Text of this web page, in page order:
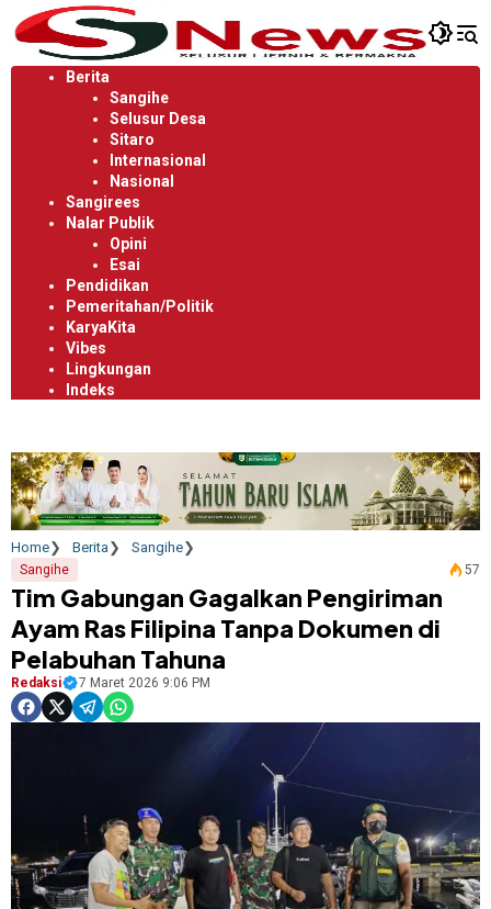
Langsung
ke
konten
Berita
Sangihe
Selusur Desa
Sitaro
Internasional
Nasional
Sangirees
Nalar Publik
Opini
Esai
Pendidikan
Pemeritahan/Politik
KaryaKita
Vibes
Lingkungan
Indeks
Home Berita Sangihe
Sangihe 57
Tim Gabungan Gagalkan Pengiriman
Ayam Ras Filipina Tanpa Dokumen di
Pelabuhan Tahuna
Redaksi 7 Maret 2026 9:06 PM